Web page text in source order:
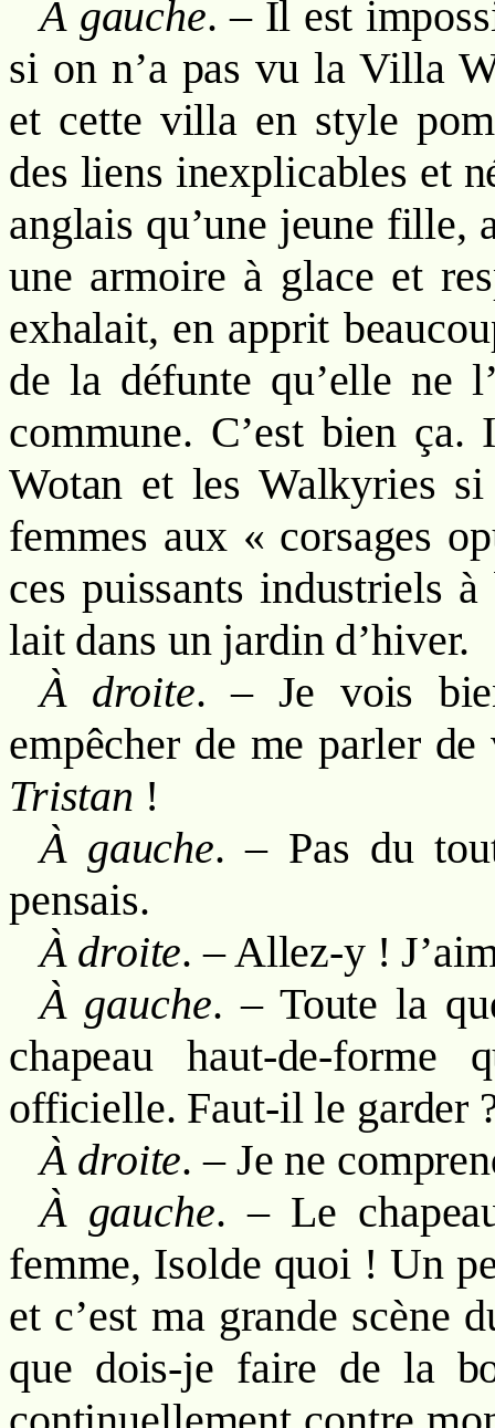
À gauche. – Il est
si on n’a pas vu la Villa
et cette villa en style
des liens inexplicables et
anglais qu’une jeune fille,
une armoire à glace et
exhalait, en apprit
de la défunte qu’elle ne
commune. C’est bien
Wotan et les Walkyries
femmes aux « corsages
ces puissants industriels
lait dans un jardin d’hiver.
À droite. – Je vois
empêcher de me parler
Tristan !
À gauche. – Pas du
pensais.
À droite. – Allez-y !
À gauche. – Toute la
chapeau haut-de-
officielle. Faut-il le garder
À droite. – Je ne
À gauche. – Le
femme, Isolde quoi ! Un
et c’est ma grande scène
que dois-je faire de la